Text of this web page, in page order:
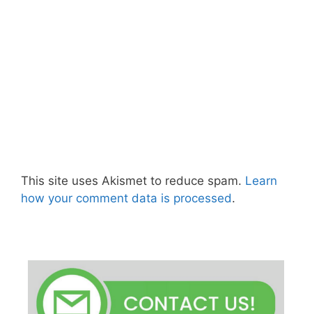
This site uses Akismet to reduce spam. Learn
how your comment data is processed.